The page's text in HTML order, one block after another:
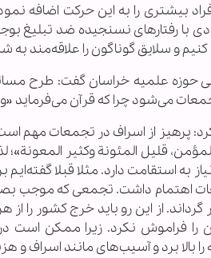
با رفتارهای نسنجیده ضد تبلیغ
و سلایق گوناگون را علاقه‌مند به
حوزه علمیه خراسان گفت: طرح
می‌شود چرا که قرآن می‌فرماید
پرهیز از اسراف در تجمعات مهم
قلیل المئونة وکثیر
به استقامت دارد. مثلا قبلا
اهتمام داشت. تجمعی که موجب
گرداند. از این رو باید خرج کشور را
را فراموش نکرد. زیرا ممکن است
بالا برد و آسیب‌های مانند اسراف و